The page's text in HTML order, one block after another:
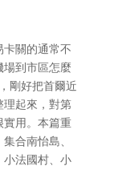
卡關的通常不
到市區怎麼
剛好把首爾近
理起來，對第
實用。本篇重
合南怡島、
小法國村、小